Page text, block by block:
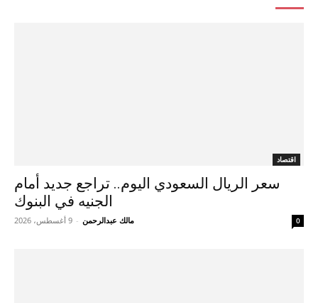
اقتصاد
سعر الريال السعودي اليوم.. تراجع جديد أمام
الجنيه في البنوك
مالك عبدالرحمن - 9 أغسطس، 2026 0